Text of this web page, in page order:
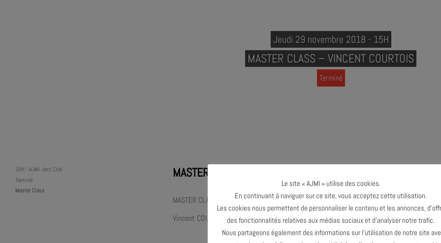
Jeudi 29 novembre 2018 - 15H
MASTER CLASS – VINCENT COURTOIS
Terminé
15H - AJMi Jazz Club
Terminé
Master Class
MASTER CLASS - VINCENT COURTOIS
MASTER CLASS
Vincent COURTOIS : violoncelle
Le site « AJMI » utilise des cookies.
En continuant à naviguer sur ce site, vous acceptez cette utilisation.
Les cookies nous permettent de personnaliser le contenu et les annonces,
des fonctionnalités relatives aux médias sociaux et d’analyser notre trafic.
Nous partageons également des informations sur l’utilisation de notre site